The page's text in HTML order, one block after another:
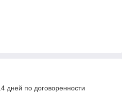
дней по договоренности